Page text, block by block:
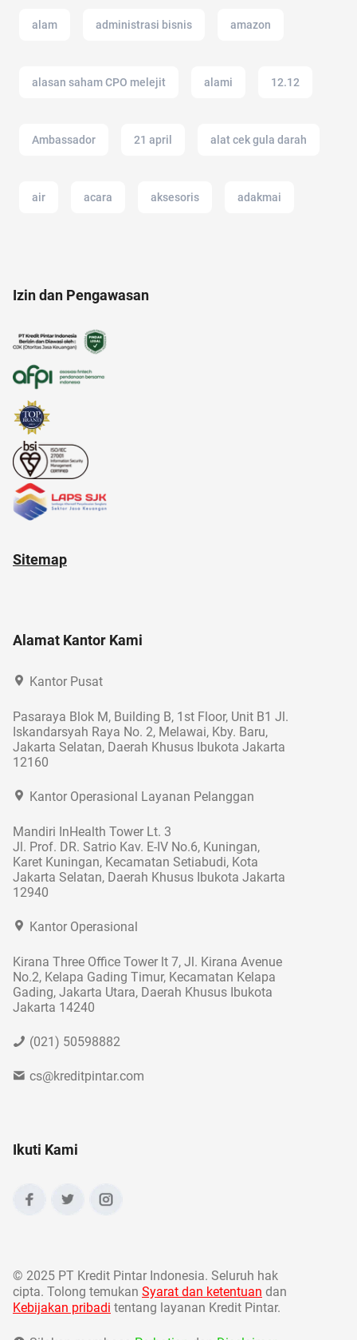
alam administrasi bisnis amazon
alasan saham CPO melejit alami 12.12
Ambassador 21 april alat cek gula darah
air acara aksesoris adakmai
analisis SWOT
Izin dan Pengawasan
Sitemap
Alamat Kantor Kami
Kantor Pusat
Pasaraya Blok M, Building B, 1st Floor, Unit B1 Jl.
Iskandarsyah Raya No. 2, Melawai, Kby. Baru,
Jakarta Selatan, Daerah Khusus Ibukota Jakarta
12160
Kantor Operasional Layanan Pelanggan
Mandiri InHealth Tower Lt. 3
Jl. Prof. DR. Satrio Kav. E-IV No.6, Kuningan,
Karet Kuningan, Kecamatan Setiabudi, Kota
Jakarta Selatan, Daerah Khusus Ibukota Jakarta
12940
Kantor Operasional
Kirana Three Office Tower lt 7, Jl. Kirana Avenue
No.2, Kelapa Gading Timur, Kecamatan Kelapa
Gading, Jakarta Utara, Daerah Khusus Ibukota
Jakarta 14240
(021) 50598882
cs@kreditpintar.com
Ikuti Kami
© 2025 PT Kredit Pintar Indonesia. Seluruh hak
cipta. Tolong temukan Syarat dan ketentuan dan
Kebijakan pribadi tentang layanan Kredit Pintar.